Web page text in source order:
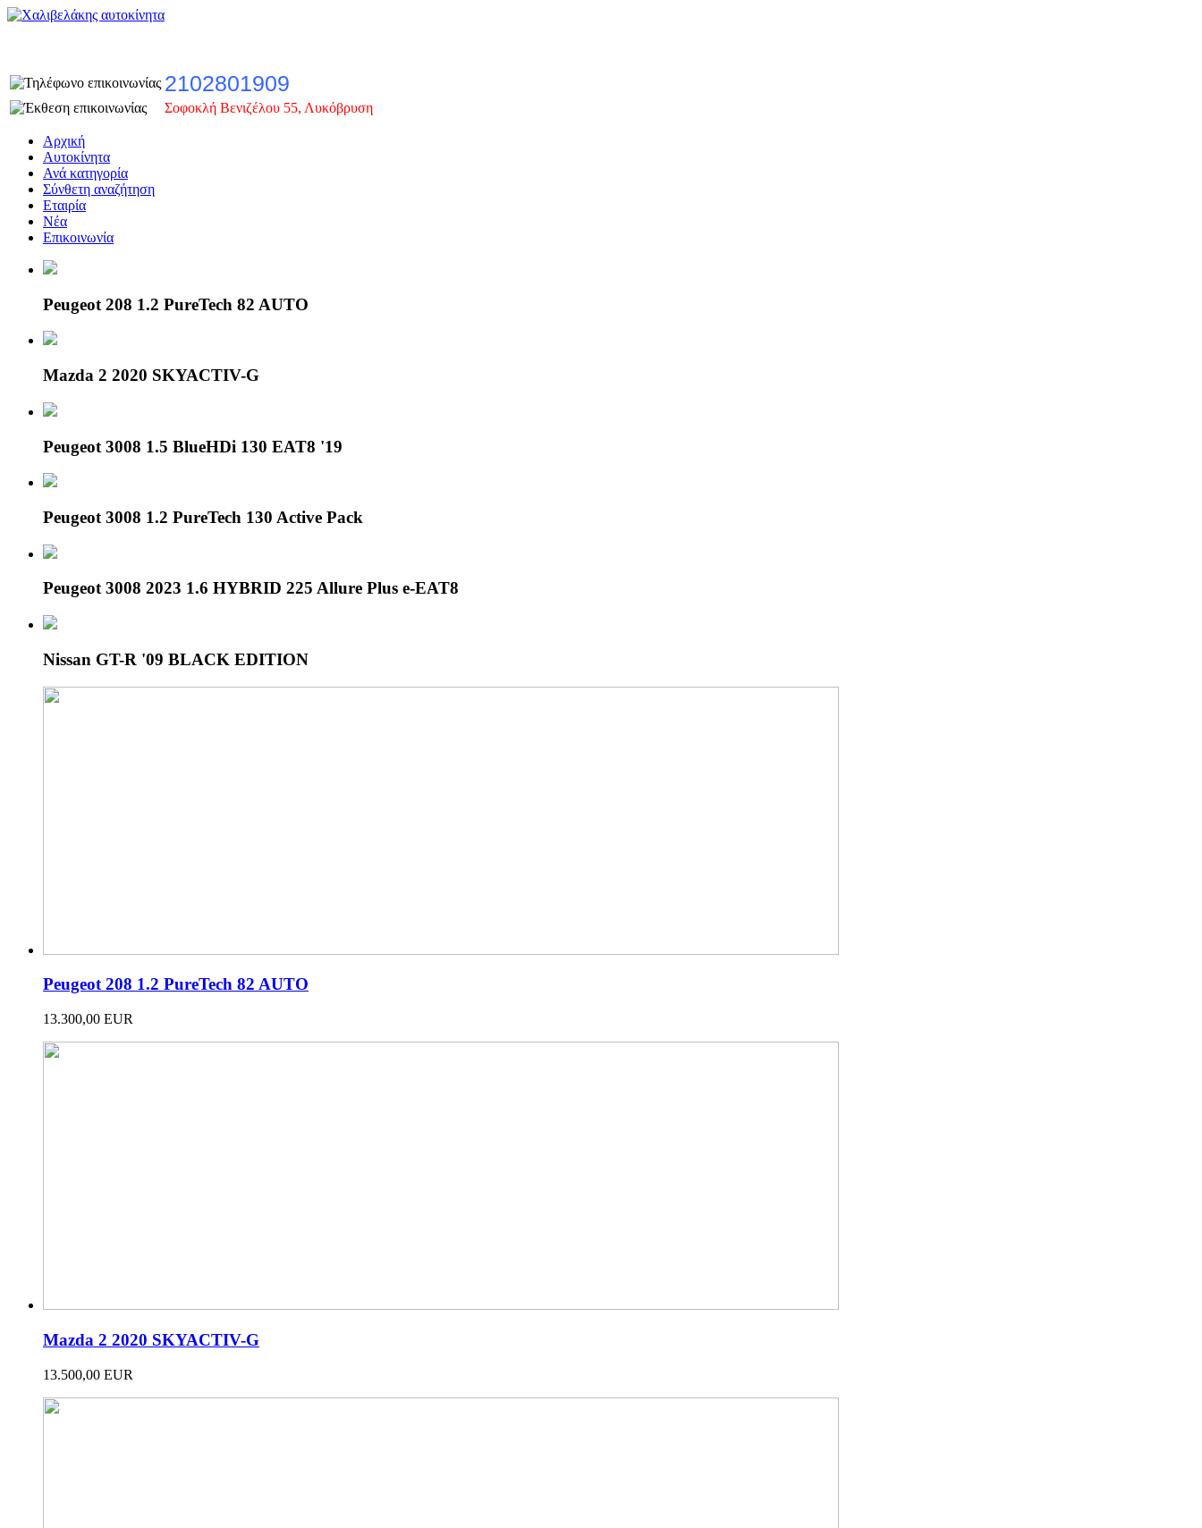
2102801909
Σοφοκλή Βενιζέλου 55, Λυκόβρυση
Αρχική
Αυτοκίνητα
Ανά κατηγορία
Σύνθετη αναζήτηση
Εταιρία
Νέα
Επικοινωνία
Peugeot 208 1.2 PureTech 82 AUTO
Mazda 2 2020 SKYACTIV-G
Peugeot 3008 1.5 BlueHDi 130 EAT8 '19
Peugeot 3008 1.2 PureTech 130 Active Pack
Peugeot 3008 2023 1.6 HYBRID 225 Allure Plus e-EAT8
Nissan GT-R '09 BLACK EDITION
Peugeot 208 1.2 PureTech 82 AUTO
13.300,00 EUR
Mazda 2 2020 SKYACTIV-G
13.500,00 EUR